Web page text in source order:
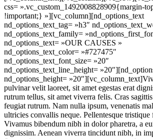
css= ».vc_custom_1492008828909{margin-
!important;} »][vc_column][nd_options_text
nd_options_text_tag= »h3″
nd_options_text_family=
nd_options_text= »OUR CAUSES »
nd_options_text_color= »#727475″
nd_options_text_font_size= »20″
nd_options_text_line_height=
nd_options_height=
pulvinar velit laoreet, sit amet egestas erat
rutrum tellus, sit amet viverra felis. Cras
feugiat rutrum. Nam nulla ipsum, venenatis
ultricies convallis neque. Pellentesque
Vivamus bibendum nibh in dolor pharetra, a
dignissim. Aenean viverra tincidunt nibh, in